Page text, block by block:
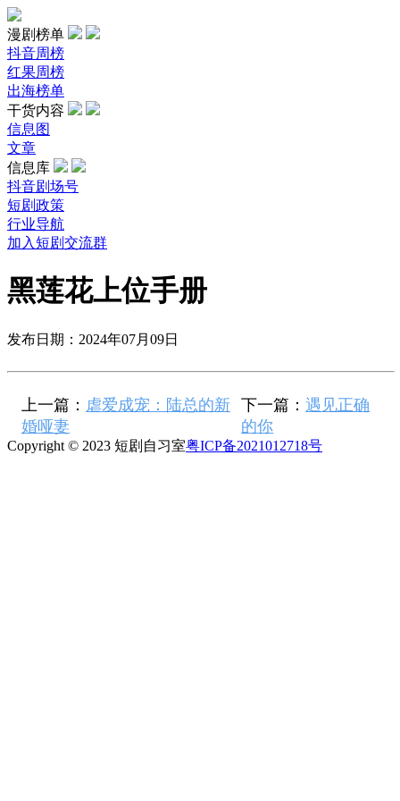
漫剧榜单
抖音周榜
红果周榜
出海榜单
干货内容
信息图
文章
信息库
抖音剧场号
短剧政策
行业导航
加入短剧交流群
黑莲花上位手册
发布日期：2024年07月09日
上一篇： 虐爱成宠：陆总的新
婚哑妻
下一篇：遇见正确
的你
Copyright © 2023 短剧自习室粤ICP备2021012718号